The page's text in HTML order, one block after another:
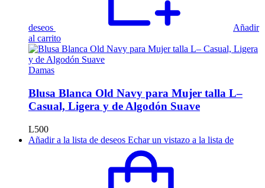
deseos
Añadir
al carrito
Damas
Blusa Blanca Old Navy para Mujer talla L–
Casual, Ligera y de Algodón Suave
L500
Añadir a la lista de deseos Echar un vistazo a la lista de